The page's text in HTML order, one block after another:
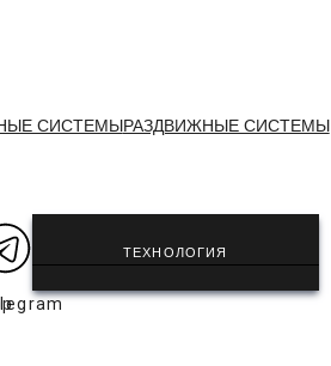
СИСТЕМЫРАЗДВИЖНЫЕ СИСТЕМЫ
ТЕХНОЛОГИЯ